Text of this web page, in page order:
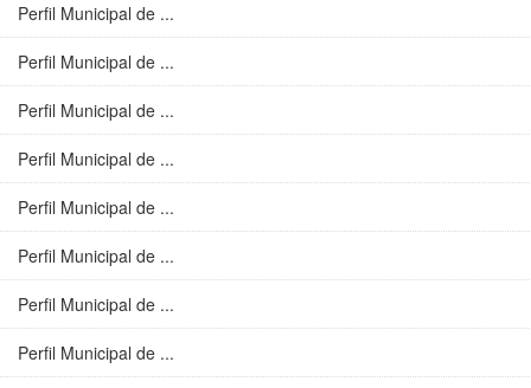
Perfil Municipal de ...
Perfil Municipal de ...
Perfil Municipal de ...
Perfil Municipal de ...
Perfil Municipal de ...
Perfil Municipal de ...
Perfil Municipal de ...
Perfil Municipal de ...